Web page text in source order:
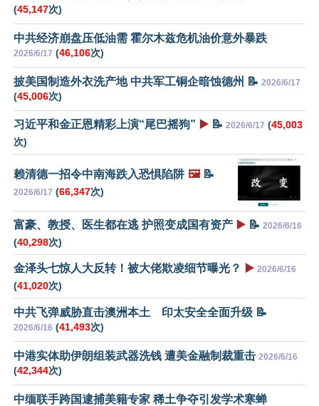
(45,147次)
中共经济崩盘压低油需 霍尔木兹危机油价意外暴跌
2026/6/17 (46,106次)
披美国制造外衣洗产地 中共军工铜企暗蚀德州 📝 2026/6/17
(45,006次)
习近平和金正恩精彩上演“尾巴摇狗” ▶️ 📝 2026/6/17 (45,003
次)
赖清德一招令中南海跌入恐惧陷阱 🖼️📝
2026/6/17 (66,347次)
富豪、教授、医生都在逃 护照变成国有资产 ▶️ 📝 2026/6/16
(40,298次)
金泽头七惊人大反转！被大佬欺凌细节曝光？ ▶️ 2026/6/16
(41,020次)
中共飞弹威胁直击澳洲本土 印太安全全面升级 📝
2026/6/16 (41,493次)
中港实体助伊朗组装武器洗钱 遭美金融制裁重击 2026/6/16
(42,344次)
中缅联手跨国逮捕美籍专家 稀土争夺引发学术寒蝉